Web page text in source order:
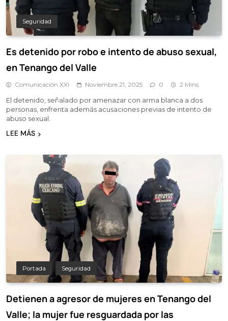
Seguridad
Es detenido por robo e intento de abuso sexual,
en Tenango del Valle
Comunicación XXI Noviembre 21, 2025 0 2 Mins
El detenido, señalado por amenazar con arma blanca a dos
personas, enfrenta además acusaciones previas de intento de
abuso sexual.
LEE MÁS
Portada Seguridad
Detienen a agresor de mujeres en Tenango del
Valle; la mujer fue resguardada por las